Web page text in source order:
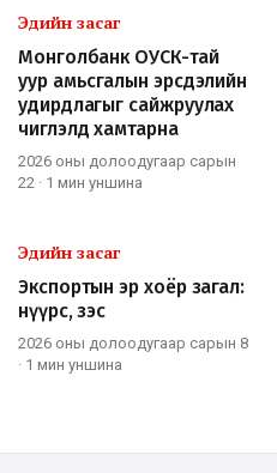
Эдийн засаг
Монголбанк ОУСК-тай
уур амьсгалын эрсдэлийн
удирдлагыг сайжруулах
чиглэлд хамтарна
2026 оны долоодугаар сарын
22 · 1 мин уншина
Эдийн засаг
Экспортын эр хоёр загал:
нүүрс, зэс
2026 оны долоодугаар сарын 8
· 1 мин уншина